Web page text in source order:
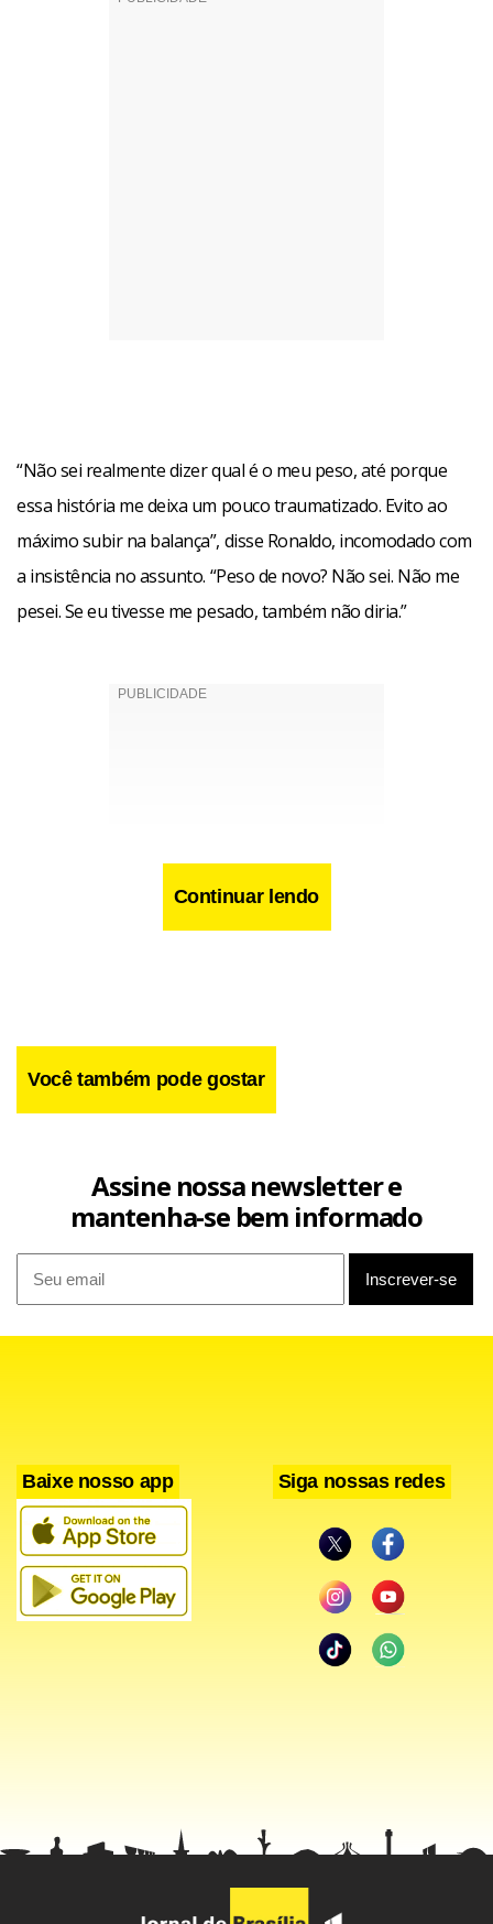
“Não sei realmente dizer qual é o meu peso, até porque
essa história me deixa um pouco traumatizado. Evito ao
máximo subir na balança”, disse Ronaldo, incomodado com
a insistência no assunto. “Peso de novo? Não sei. Não me
pesei. Se eu tivesse me pesado, também não diria.”
foi decisivo nas finais do Campeonato Paulista e da Copa
tem importância nenhuma. Pode atrapalhar, mas isso é
uma discussão muito longa. No ano passado, por exemplo,
não me atrapalhou”, disse.
Continuar lendo
Você também pode gostar
Assine nossa newsletter e
mantenha-se bem informado
Baixe nosso app Siga nossas redes